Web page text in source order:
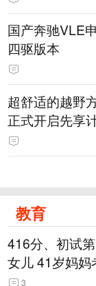
国产奔驰VLE
四驱版本
超舒适的越野
正式开启先享
教育
416分、初试
女儿 41岁妈妈
3